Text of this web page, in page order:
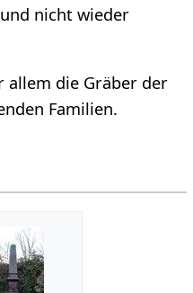
nicht wieder
allem die Gräber der
Familien.